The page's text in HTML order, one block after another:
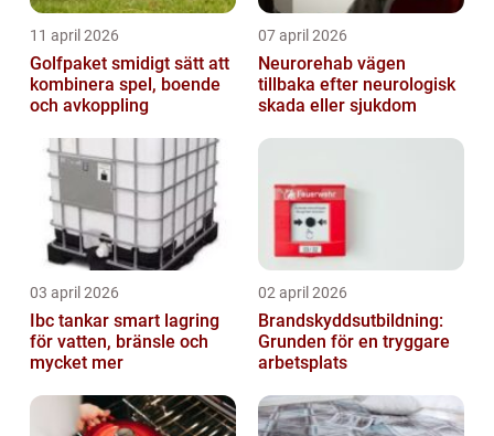
11 april 2026
Golfpaket smidigt sätt att
kombinera spel, boende
och avkoppling
07 april 2026
Neurorehab vägen
tillbaka efter neurologisk
skada eller sjukdom
03 april 2026
Ibc tankar smart lagring
för vatten, bränsle och
mycket mer
02 april 2026
Brandskyddsutbildning:
Grunden för en tryggare
arbetsplats